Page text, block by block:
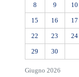
Giugno 2026
8 9 10
15 16 17
22 23 24
29 30